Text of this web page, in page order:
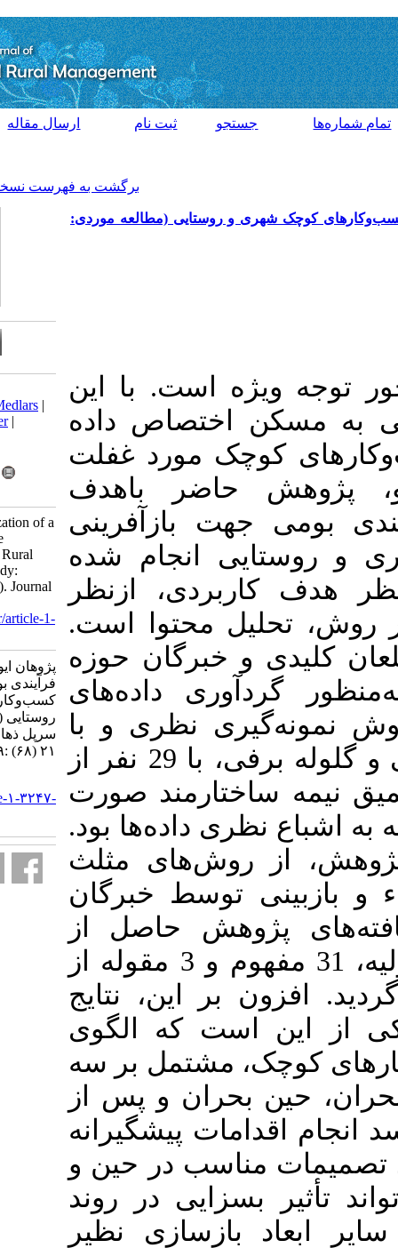
ثبت نام ارسال مقاله تماس با ما
برگشت به فهرست نسخه ها
روستایی (مطالعه موردی:
است.با این
داده
مورد غفلت
باهدف
بازآفرینی
انجام شده
ازنظر
محتوا است.
حوزه
داده‌های
نظری و با
قضاوتی و گلوله برفی، با 29 نفر از
صورت
داده‌ها بود.
مثلث
خبرگان
حاصل از
، 76 کد اولیه، 31 مفهوم و 3 مقوله از
این، نتایج
که الگوی
مشتمل بر سه
و پس از
پیشگیرانه
در حین و
در روند
نظیر
Download citation:
BibTeX
RIS|EndNote Medlars
ProCite
Reference Manager
Send citation to:
Mendeley
Zotero
Pazhouhan A. Conceptualization of a
Local Process Model for the
Regeneration of Urban and Rural
Small Businesses (Case Study:
Sarpol-e Zahab Earthquake). Journal
title 2023; 21 (68) :39-55
URL:http://ijurm.imo.org.ir/article-1-
3247-fa.html
پژوهان ایوب. مفهوم‌پردازی الگوی
فرآیندی بومی جهت بازآفرینی
کسب‌وکارهای کوچک شهری و
روستایی (مطالعه موردی: زلزله
http://ijurm.imo.org.ir/article-۱-۳۲۴۷-